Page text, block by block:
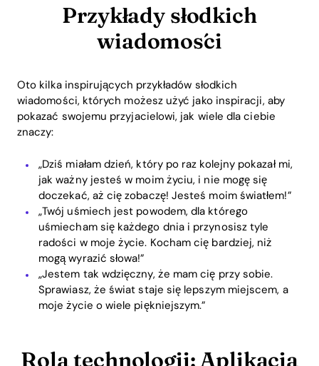
Przykłady słodkich
wiadomości
Oto kilka inspirujących przykładów słodkich
wiadomości, których możesz użyć jako inspiracji, aby
pokazać swojemu przyjacielowi, jak wiele dla ciebie
znaczy:
„Dziś miałam dzień, który po raz kolejny pokazał mi,
jak ważny jesteś w moim życiu, i nie mogę się
doczekać, aż cię zobaczę! Jesteś moim światłem!”
„Twój uśmiech jest powodem, dla którego
uśmiecham się każdego dnia i przynosisz tyle
radości w moje życie. Kocham cię bardziej, niż
mogą wyrazić słowa!”
„Jestem tak wdzięczny, że mam cię przy sobie.
Sprawiasz, że świat staje się lepszym miejscem, a
moje życie o wiele piękniejszym.”
Rola technologii: Aplikacja